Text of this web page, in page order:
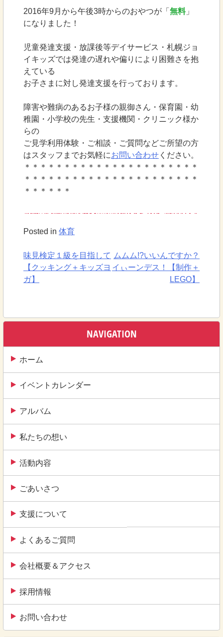
NAVIGATION
ホーム
イベントカレンダー
アルバム
私たちの想い
活動内容
ごあいさつ
支援について
よくあるご質問
会社概要＆アクセス
採用情報
お問い合わせ
2016年9月から午後3時からのおやつが「 無料」
になりました！
児童発達支援・放課後等デイサービス・札幌ジョ
イキッズでは発達の遅れや偏りにより困難さを抱
えている
お子さまに対し発達支援を行っております。
障害や難病のあるお子様の親御さん・保育園・幼
稚園・小学校の先生・支援機関・クリニック様か
らの
ご見学利用体験・ご相談・ご質問などご所望の方
はスタッフまでお気軽にお問い合わせ ください。
＊＊＊＊＊＊＊＊＊＊＊＊＊＊＊＊＊＊＊＊＊＊
＊＊＊＊＊＊＊＊＊＊＊＊＊＊＊＊＊＊＊＊＊＊
＊＊＊＊＊＊
Posted in 体育
投
稿
ビ
ー
シ
ョ
ン
味見検定１級を目指して
【クッキング＋キッズヨ
ガ】
ムムム!?いいんですか？
イぃーンデス！【制作＋
LEGO】